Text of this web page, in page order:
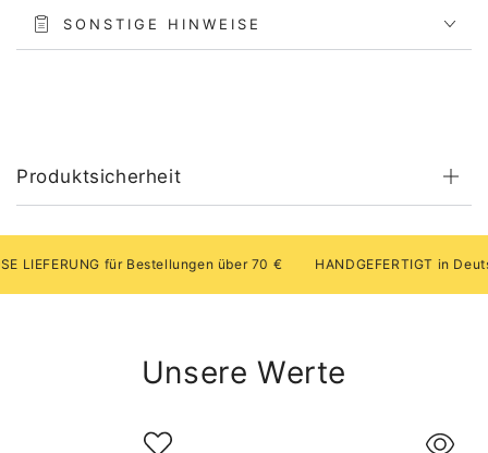
SONSTIGE HINWEISE
Produktsicherheit
für Bestellungen über 70 € HANDGEFERTIGT in
Unsere Werte